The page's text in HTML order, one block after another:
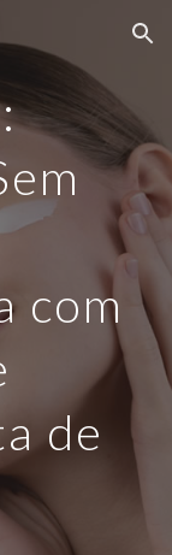
Skip to navigation
:
com
de